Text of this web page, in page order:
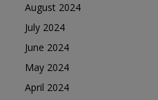
August 2024
July 2024
June 2024
May 2024
April 2024